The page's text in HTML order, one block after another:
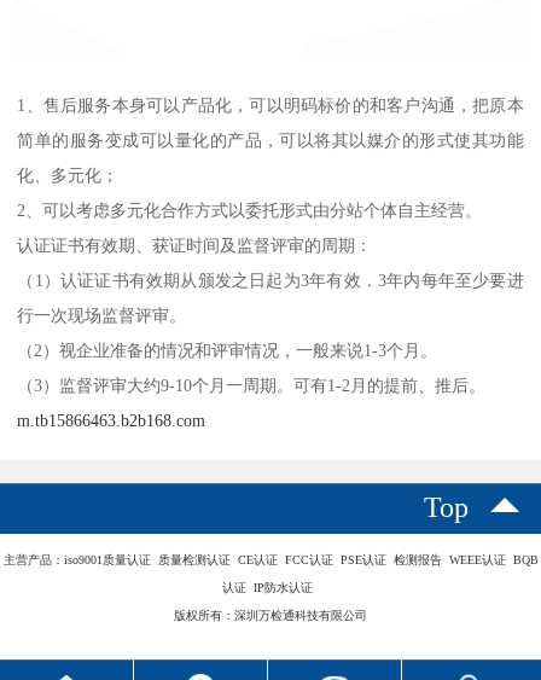
1、售后服务本身可以产品化，可以明码标价的和客户沟通，把原本
简单的服务变成可以量化的产品，可以将其以媒介的形式使其功能
化、多元化；
2、可以考虑多元化合作方式以委托形式由分站个体自主经营。
认证证书有效期、获证时间及监督评审的周期：
（1）认证证书有效期从颁发之日起为3年有效．3年内每年至少要进
行一次现场监督评审。
（2）视企业准备的情况和评审情况，一般来说1-3个月。
（3）监督评审大约9-10个月一周期。可有1-2月的提前、推后。
m.tb15866463.b2b168.com
Top
主营产品：iso9001质量认证 质量检测认证 CE认证 FCC认证 PSE认证 检测报告 WEEE认证 BQB
认证 IP防水认证
版权所有：深圳万检通科技有限公司